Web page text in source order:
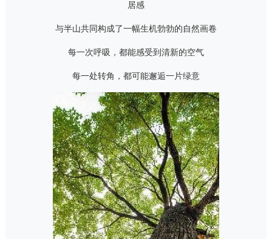
居感
与半山共同构成了一幅生机勃勃的自然画卷
每一次呼吸，都能感受到清新的空气
每一处转角，都可能邂逅一片绿意